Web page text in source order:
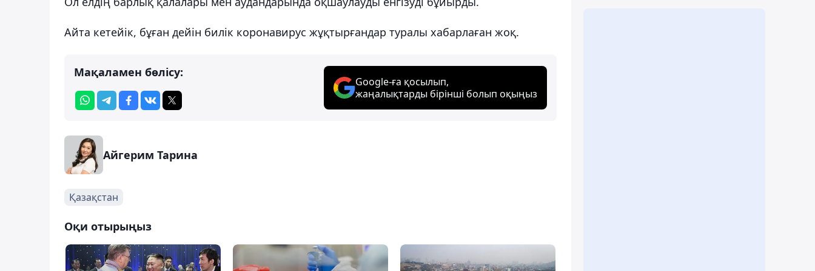
Айта кетейік, бұған дейін билік коронавирус жұқтырғандар туралы хабарлаған жоқ.
Мақаламен бөлісу:
Google-ға қосылып,
жаңалықтарды бірінші болып оқыңыз
Айгерим Тарина
Қазақстан
Оқи отырыңыз